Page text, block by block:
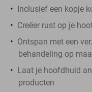
Inclusief een kopje
Creëer rust op je
Ontspan met een
behandeling op
Laat je hoofdhuid
producten